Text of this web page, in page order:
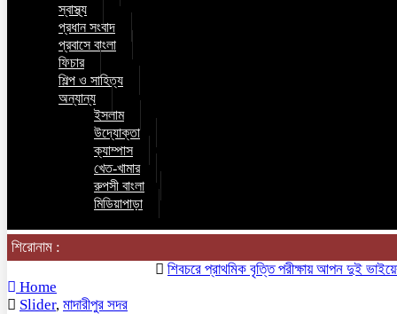
স্বাস্থ্য
প্রধান সংবাদ
প্রবাসে বাংলা
ফিচার
শিল্প ও সাহিত্য
অন্যান্য
ইসলাম
উদ্যোক্তা
ক্যাম্পাস
খেত-খামার
রুপসী বাংলা
মিডিয়াপাড়া
শিরোনাম :
শিবচরে প্রাথমিক বৃত্তি পরীক্ষায় আপন দুই ভাইয়ের
Home
Slider, মাদারীপুর সদর